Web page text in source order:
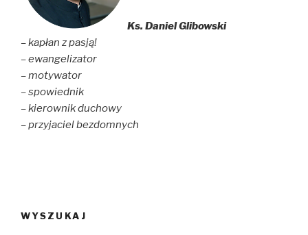
Ks. Daniel Glibowski
– kapłan z pasją!
– ewangelizator
– motywator
– spowiednik
– kierownik duchowy
– przyjaciel bezdomnych
WYSZUKAJ